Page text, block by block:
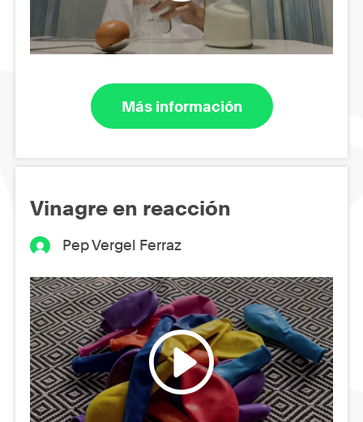
Más información
Vinagre en reacción
Pep Vergel Ferraz